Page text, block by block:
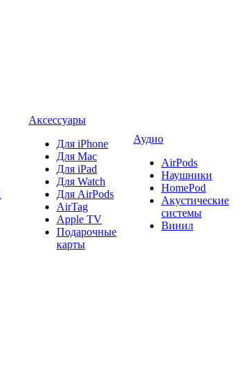
Аксессуары
Для iPhone
Для Mac
Для iPad
Для Watch
Для AirPods
AirTag
Apple TV
Подарочные
карты
Аудио
AirPods
Наушники
HomePod
Акустические
системы
Винил